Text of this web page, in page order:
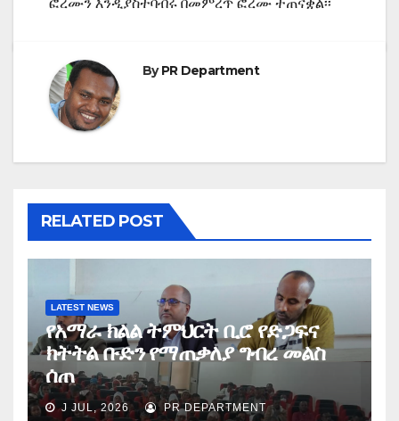
ByPR Department
RELATED POST
LATEST NEWS
የአማራ ክልል ትምህርት ቢሮ የድጋፍና
ክትትል ቡድን የማጠቃለያ ግብረ መልስ
ሰጠ
J JUL, 2026 PR DEPARTMENT